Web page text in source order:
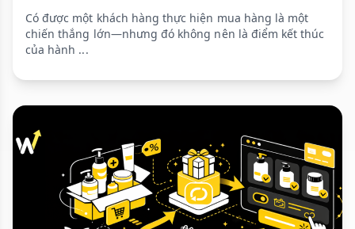
Có được một khách hàng thực hiện mua hàng là một
chiến thắng lớn—nhưng đó không nên là điểm kết thúc
của hành ...